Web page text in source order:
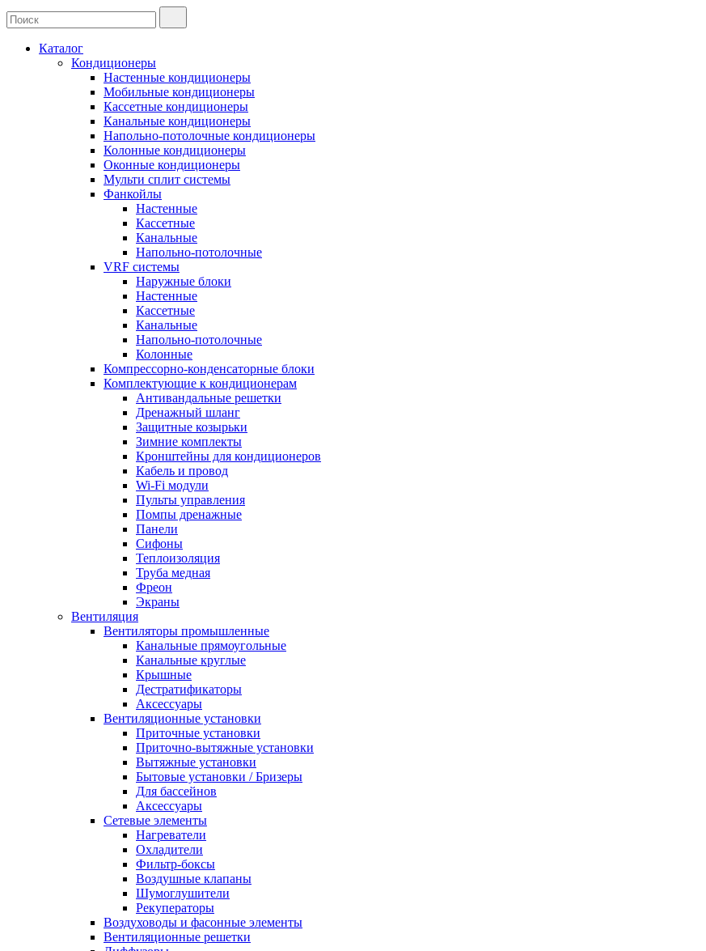
Каталог
Кондиционеры
Настенные кондиционеры
Мобильные кондиционеры
Кассетные кондиционеры
Канальные кондиционеры
Напольно-потолочные кондиционеры
Колонные кондиционеры
Оконные кондиционеры
Мульти сплит системы
Фанкойлы
Настенные
Кассетные
Канальные
Напольно-потолочные
VRF системы
Наружные блоки
Настенные
Кассетные
Канальные
Напольно-потолочные
Колонные
Компрессорно-конденсаторные блоки
Комплектующие к кондиционерам
Антивандальные решетки
Дренажный шланг
Защитные козырьки
Зимние комплекты
Кронштейны для кондиционеров
Кабель и провод
Wi-Fi модули
Пульты управления
Помпы дренажные
Панели
Сифоны
Теплоизоляция
Труба медная
Фреон
Экраны
Вентиляция
Вентиляторы промышленные
Канальные прямоугольные
Канальные круглые
Крышные
Дестратификаторы
Аксессуары
Вентиляционные установки
Приточные установки
Приточно-вытяжные установки
Вытяжные установки
Бытовые установки / Бризеры
Для бассейнов
Аксессуары
Сетевые элементы
Нагреватели
Охладители
Фильтр-боксы
Воздушные клапаны
Шумоглушители
Рекуператоры
Воздуховоды и фасонные элементы
Вентиляционные решетки